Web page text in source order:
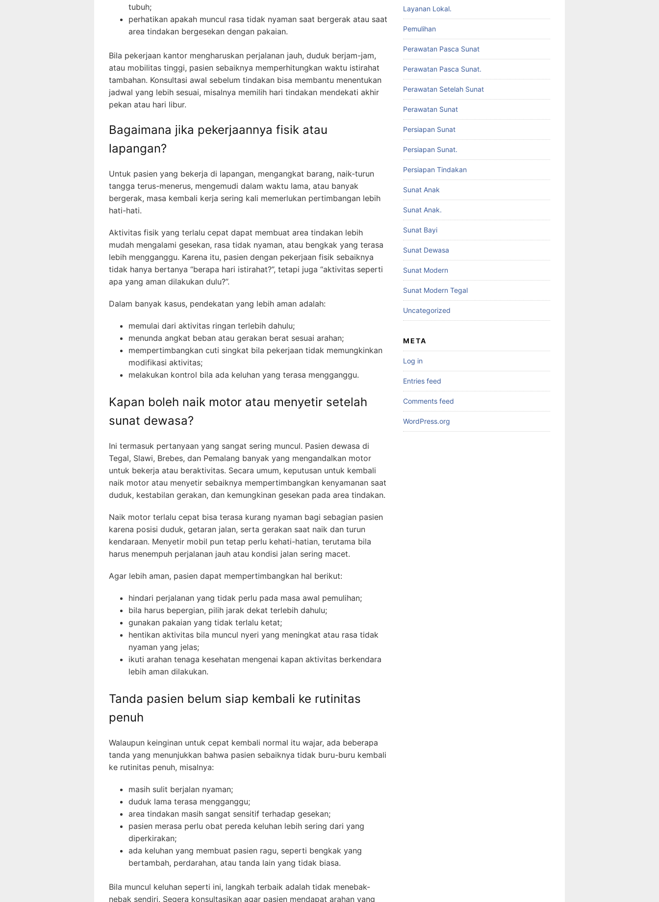
tubuh;
perhatikan apakah muncul rasa tidak nyaman saat bergerak atau saat
area tindakan bergesekan dengan pakaian.
Bila pekerjaan kantor mengharuskan perjalanan jauh, duduk berjam-jam,
atau mobilitas tinggi, pasien sebaiknya memperhitungkan waktu istirahat
tambahan. Konsultasi awal sebelum tindakan bisa membantu menentukan
jadwal yang lebih sesuai, misalnya memilih hari tindakan mendekati akhir
pekan atau hari libur.
Bagaimana jika pekerjaannya fisik atau
lapangan?
Untuk pasien yang bekerja di lapangan, mengangkat barang, naik-turun
tangga terus-menerus, mengemudi dalam waktu lama, atau banyak
bergerak, masa kembali kerja sering kali memerlukan pertimbangan lebih
hati-hati.
Aktivitas fisik yang terlalu cepat dapat membuat area tindakan lebih
mudah mengalami gesekan, rasa tidak nyaman, atau bengkak yang terasa
lebih mengganggu. Karena itu, pasien dengan pekerjaan fisik sebaiknya
tidak hanya bertanya “berapa hari istirahat?”, tetapi juga “aktivitas seperti
apa yang aman dilakukan dulu?”.
Dalam banyak kasus, pendekatan yang lebih aman adalah:
memulai dari aktivitas ringan terlebih dahulu;
menunda angkat beban atau gerakan berat sesuai arahan;
mempertimbangkan cuti singkat bila pekerjaan tidak memungkinkan
modifikasi aktivitas;
melakukan kontrol bila ada keluhan yang terasa mengganggu.
Kapan boleh naik motor atau menyetir setelah
sunat dewasa?
Ini termasuk pertanyaan yang sangat sering muncul. Pasien dewasa di
Tegal, Slawi, Brebes, dan Pemalang banyak yang mengandalkan motor
untuk bekerja atau beraktivitas. Secara umum, keputusan untuk kembali
naik motor atau menyetir sebaiknya mempertimbangkan kenyamanan saat
duduk, kestabilan gerakan, dan kemungkinan gesekan pada area tindakan.
Naik motor terlalu cepat bisa terasa kurang nyaman bagi sebagian pasien
karena posisi duduk, getaran jalan, serta gerakan saat naik dan turun
kendaraan. Menyetir mobil pun tetap perlu kehati-hatian, terutama bila
harus menempuh perjalanan jauh atau kondisi jalan sering macet.
Agar lebih aman, pasien dapat mempertimbangkan hal berikut:
hindari perjalanan yang tidak perlu pada masa awal pemulihan;
bila harus bepergian, pilih jarak dekat terlebih dahulu;
gunakan pakaian yang tidak terlalu ketat;
hentikan aktivitas bila muncul nyeri yang meningkat atau rasa tidak
nyaman yang jelas;
ikuti arahan tenaga kesehatan mengenai kapan aktivitas berkendara
lebih aman dilakukan.
Tanda pasien belum siap kembali ke rutinitas
penuh
Walaupun keinginan untuk cepat kembali normal itu wajar, ada beberapa
tanda yang menunjukkan bahwa pasien sebaiknya tidak buru-buru kembali
ke rutinitas penuh, misalnya:
masih sulit berjalan nyaman;
duduk lama terasa mengganggu;
area tindakan masih sangat sensitif terhadap gesekan;
pasien merasa perlu obat pereda keluhan lebih sering dari yang
diperkirakan;
ada keluhan yang membuat pasien ragu, seperti bengkak yang
bertambah, perdarahan, atau tanda lain yang tidak biasa.
Bila muncul keluhan seperti ini, langkah terbaik adalah tidak menebak-
nebak sendiri. Segera konsultasikan agar pasien mendapat arahan yang
Layanan Lokal.
Pemulihan
Perawatan Pasca Sunat
Perawatan Pasca Sunat.
Perawatan Setelah Sunat
Perawatan Sunat
Persiapan Sunat
Persiapan Sunat.
Persiapan Tindakan
Sunat Anak
Sunat Anak.
Sunat Bayi
Sunat Dewasa
Sunat Modern
Sunat Modern Tegal
Uncategorized
META
Log in
Entries feed
Comments feed
WordPress.org